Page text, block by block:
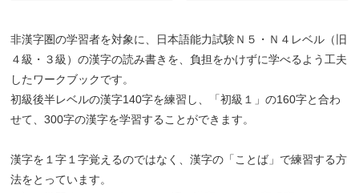
非漢字圏の学習者を対象に、日本語能力試験Ｎ５・Ｎ４レベル（旧
４級・３級）の漢字の読み書きを、負担をかけずに学べるよう工夫
したワークブックです。
初級後半レベルの漢字140字を練習し、「初級１」の160字と合わ
せて、300字の漢字を学習することができます。
漢字を１字１字覚えるのではなく、漢字の「ことば」で練習する方
法をとっています。